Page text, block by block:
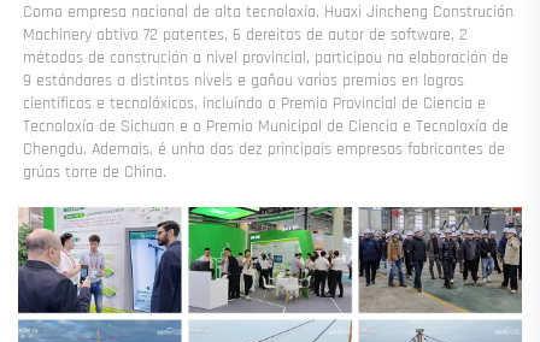
Como empresa nacional de alta tecnoloxía, Huaxi Jincheng Construción
Machinery obtivo 72 patentes, 6 dereitos de autor de software, 2
métodos de construción a nivel provincial, participou na elaboración de
9 estándares a distintos niveis e gañou varios premios en logros
científicos e tecnolóxicos, incluíndo o Premio Provincial de Ciencia e
Tecnoloxía de Sichuan e o Premio Municipal de Ciencia e Tecnoloxía de
Chengdu. Ademais, é unha das dez principais empresas fabricantes de
grúas torre de China.